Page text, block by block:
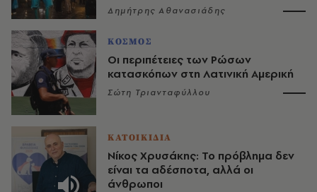
Δημήτρης Αθανασιάδης
ΚΟΣΜΟΣ
Οι περιπέτειες των Ρώσων
κατασκόπων στη Λατινική Αμερική
Σώτη Τριανταφύλλου
ΚΑΤΟΙΚΙΔΙΑ
Νίκος Χρυσάκης: Το πρόβλημα δεν
είναι τα αδέσποτα, αλλά οι
άνθρωποι